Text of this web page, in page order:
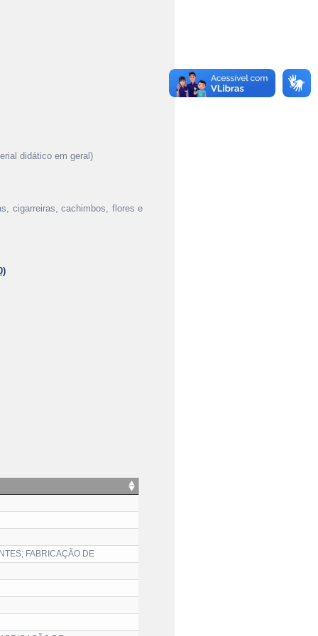
didático em geral)
cigarreiras, cachimbos, flores e
FABRICAÇÃO DE